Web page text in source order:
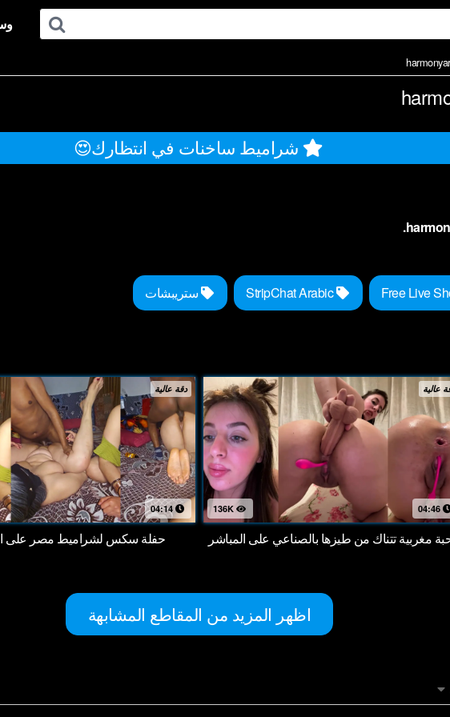
شراميط ساخنات في انتظارك😍
StripChat Arabic ستريبشات
دقة عالية
04:14
حفلة سكس لشراميط مصر على
عالية
04:46
مغربية تتناك من طيزها بالصناعي على المباشر
اظهر المزيد من المقاطع المشابهة